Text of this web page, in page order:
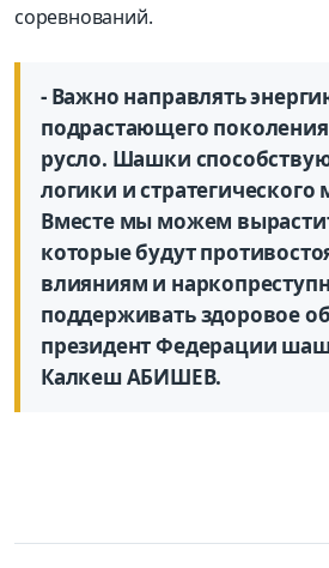
соревнований.
- Важно направлять
подрастающего
русло. Шашки
логики и
Вместе мы можем
которые будут
влияниям и
поддерживать здоровое
президент Федерации
Калкеш АБИШЕВ.